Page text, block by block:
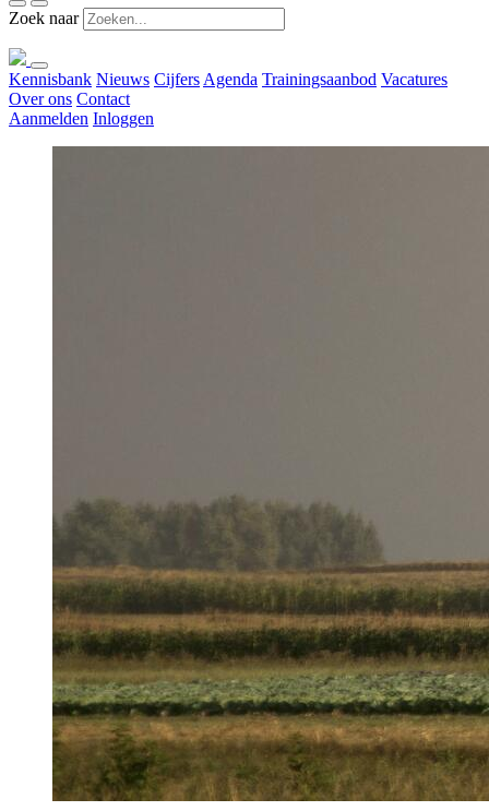
Zoek naar
Kennisbank Nieuws Cijfers Agenda Trainingsaanbod Vacatures
Over ons Contact
Aanmelden Inloggen